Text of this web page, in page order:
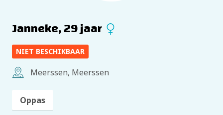
Janneke, 29 jaar
NIET BESCHIKBAAR
Meerssen, Meerssen
Oppas